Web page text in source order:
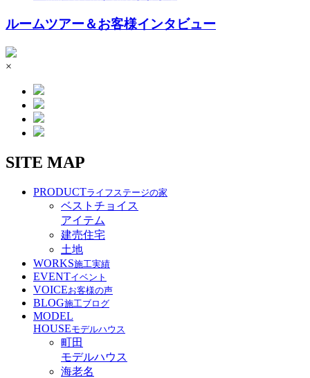
ルームツアー＆お客様インタビュー
×
SITE MAP
PRODUCTライフステージの家
ベストチョイス
アイテム
建売住宅
土地
WORKS施工実績
EVENTイベント
VOICEお客様の声
BLOG施工ブログ
MODEL
HOUSEモデルハウス
町田
モデルハウス
海老名